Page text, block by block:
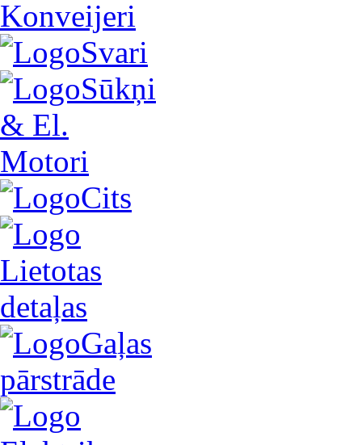
Konveijeri
Svari
Sūkņi
& El.
Motori
Cits
Lietotas
detaļas
Gaļas
pārstrāde